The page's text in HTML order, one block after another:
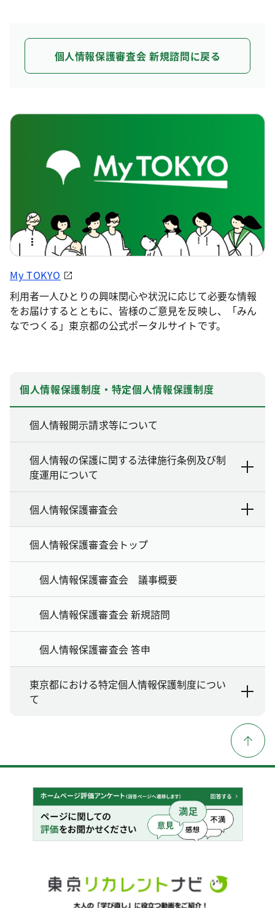
個人情報保護審査会 新規諮問に戻る
My TOKYO
利用者一人ひとりの興味関心や状況に応じて必要な情報
をお届けするとともに、皆様のご意見を反映し、「みん
なでつくる」東京都の公式ポータルサイトです。
個人情報保護制度・特定個人情報保護制度
個人情報開示請求等について
個人情報の保護に関する法律施行条例及び制
度運用について
個人情報保護審査会
個人情報保護審査会トップ
個人情報保護審査会 議事概要
個人情報保護審査会 新規諮問
個人情報保護審査会 答申
東京都における特定個人情報保護制度につい
て